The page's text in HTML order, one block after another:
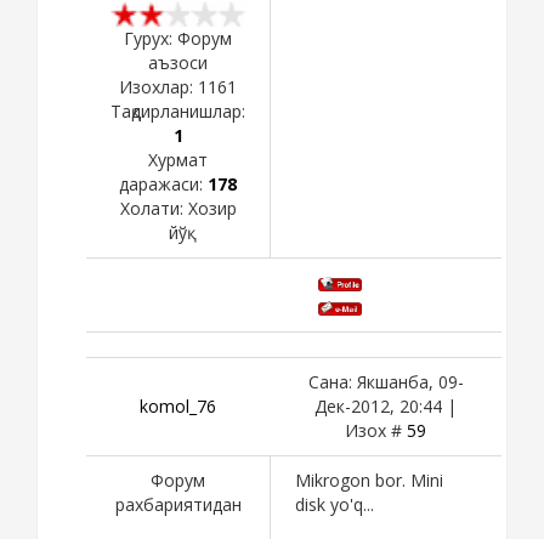
Гурух: Форум
аъзоси
Изохлар: 1161
Тақдирланишлар:
1
Хурмат
даражаси: 178
Холати: Хозир
йўқ
komol_76
Сана: Якшанба, 09-
Дек-2012, 20:44 |
Изох # 59
Форум
рахбариятидан
Mikrogon bor. Mini
disk yo'q...